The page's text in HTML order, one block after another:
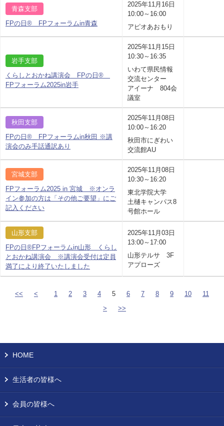
青森支部
FPの日® FPフォーラムin青森
2025年11月16日
10:00～16:00
アピオあおもり
岩手支部
くらしとおかね講演会 FPの日®
FPフォーラム2025in岩手
2025年11月15日
10:30～16:35
いわて県民情報
交流センター
アイーナ 804会
議室
秋田支部
FPの日® FPフォーラムin秋田 ※講
演会のみ手話通訳あり
2025年11月08日
10:00～16:20
秋田市にぎわい
交流館AU
宮城支部
FPフォーラム2025 in 宮城 ※オンラ
イン参加の方は「その他ご要望」にご
記入ください
2025年11月08日
10:30～16:20
東北学院大学
土樋キャンパス8
号館ホール
山形支部
FPの日®FPフォーラムin山形 くらし
とおかね講演会 ※講演会受付は定員
満了により終了いたしました
2025年11月03日
13:00～17:00
山形テルサ 3F
アプローズ
<< < 1 2 3 4 5 6 7 8 9 10
11
>
>>
HOME
生活者の皆様へ
会員の皆様へ